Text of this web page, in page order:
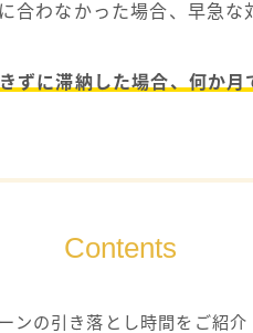
わなかった場合、早急な
ずに滞納した場合、何か
Contents
ンの引き落とし時間をご紹介